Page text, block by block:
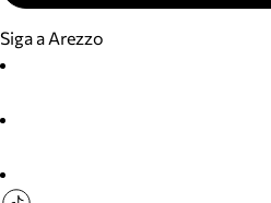
Siga a Arezzo